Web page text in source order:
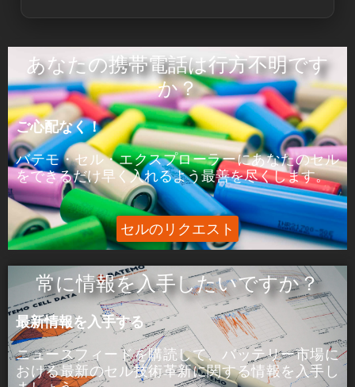
せることで測定される。
ÒâæÒâ»Òâ╝:
ピーク電力はセルが5分間供給できる電力であ
る。
þÅ¥Õ£¿:
ピーク電流は、セルが5分間供給できる電流であ
る。
あなたの携帯電話は行方不明です
か？
ご心配なく！
バテモ・セル・エクスプローラーにあなたのセル
をできるだけ早く入れるよう最善を尽くします。
セルのリクエスト
常に情報を入手したいですか？
最新情報を入手する
ニュースフィードを購読して、バッテリー市場に
おける最新のセル技術革新に関する情報を入手し